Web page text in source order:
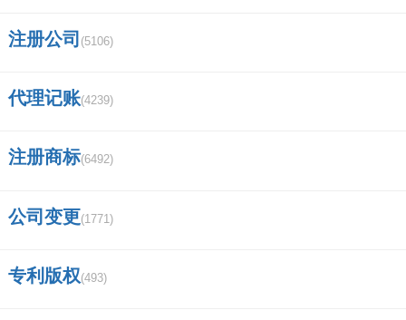
国融证券是国有企业吗？
马氏家谱字辈？
同花顺电脑版怎么添加华宝证券？
注册公司 (5106)
代理记账(4239)
注册商标(6492)
公司变更(1771)
专利版权(493)